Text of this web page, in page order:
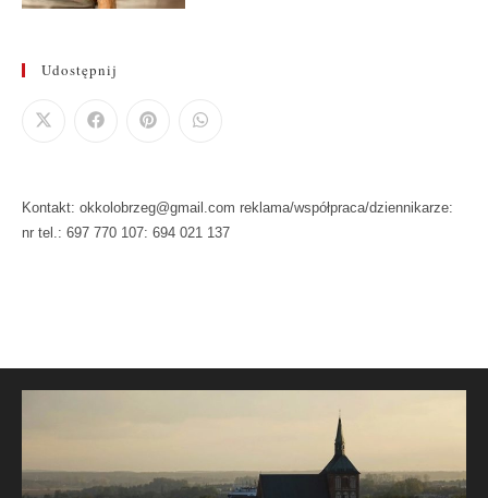
Udostępnij
Kontakt: okkolobrzeg@gmail.com reklama/współpraca/dziennikarze:
nr tel.: 697 770 107: 694 021 137